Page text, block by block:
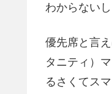
わからない
優先席と言
タニティ）
るさくてス